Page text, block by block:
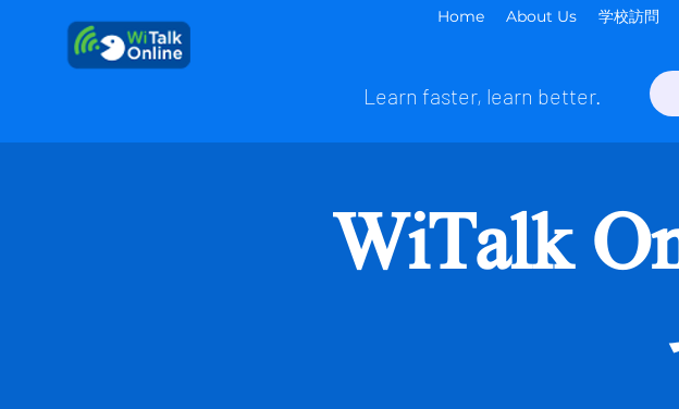
Home About Us 学校訪問
Learn faster, learn better.
WiTalk